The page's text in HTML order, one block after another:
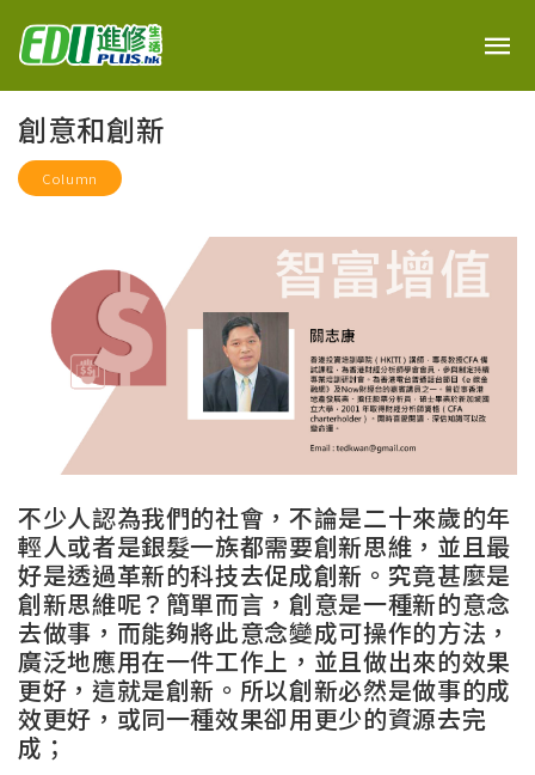
創意和創新
Column
不少人認為我們的社會，不論是二十來歲的年
輕人或者是銀髮一族都需要創新思維，並且最
好是透過革新的科技去促成創新。究竟甚麼是
創新思維呢？簡單而言，創意是一種新的意念
去做事，而能夠將此意念變成可操作的方法，
廣泛地應用在一件工作上，並且做出來的效果
更好，這就是創新。所以創新必然是做事的成
效更好，或同一種效果卻用更少的資源去完
成；